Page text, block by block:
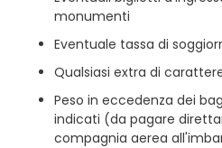
monumenti
Eventuale tassa di
Qualsiasi extra di
Peso in eccedenza dei
indicati (da pagare
compagnia aerea